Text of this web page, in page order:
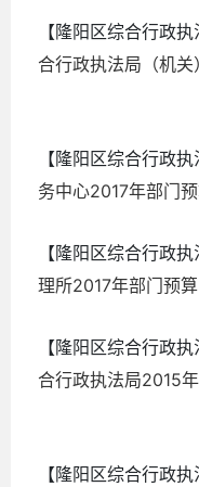
【隆阳区综合行政执
合行政执法局（机
【隆阳区综合行政执
务中心2017年部门
【隆阳区综合行政执
理所2017年部门预算
【隆阳区综合行政执
合行政执法局2015
【隆阳区综合行政执